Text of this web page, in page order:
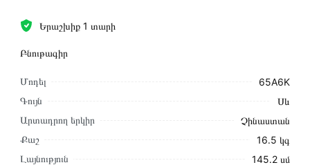
Երաշխիք 1 տարի
Բնութագիր
Մոդել
65A6K
Գույն
Սև
Արտադրող երկիր
Չինաստան
Քաշ
16․5 կգ
Լայնություն
145․2 սմ